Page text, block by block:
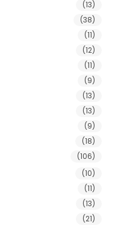
(13)
(38)
(11)
(12)
(11)
(9)
(13)
(13)
(9)
(18)
(106)
(10)
(11)
(13)
(21)